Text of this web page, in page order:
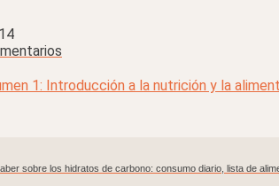
1: Introducción a la nutrición y la
sobre los hidratos de carbono: consumo diario, lista de